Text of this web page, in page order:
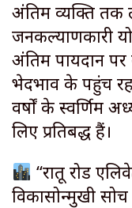
अंतिम व्यक्ति तक
जनकल्याणकारी
अंतिम पायदान
भेदभाव के पहुंच
वर्षों के स्वर्णिम
लिए प्रतिबद्ध हैं।
“रातू रोड
विकासोन्मुखी सोच